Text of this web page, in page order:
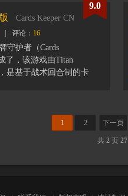
Cards Keeper CN
评论： 16
守护者（Cards
了，该游戏由Titan
是基于战术回合制的卡
和BOSS。随着游戏进
9.0
1 2 下一页
共 2 页 27